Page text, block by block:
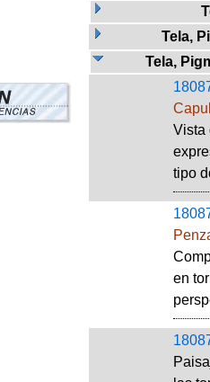
Tela,
Tela,
Vista
tipo
en